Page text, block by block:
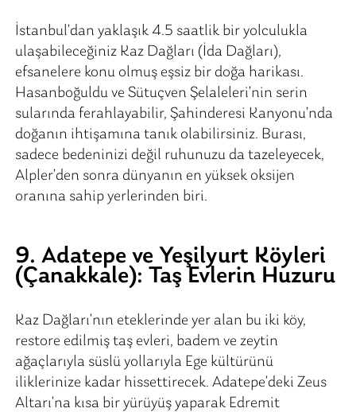
İstanbul’dan yaklaşık 4.5 saatlik bir yolculukla
ulaşabileceğiniz Kaz Dağları (İda Dağları),
efsanelere konu olmuş eşsiz bir doğa harikası.
Hasanboğuldu ve Sütuçven Şelaleleri’nin serin
sularında ferahlayabilir, Şahinderesi Kanyonu’nda
doğanın ihtişamına tanık olabilirsiniz. Burası,
sadece bedeninizi değil ruhunuzu da tazeleyecek,
Alpler’den sonra dünyanın en yüksek oksijen
oranına sahip yerlerinden biri.
9. Adatepe ve Yeşilyurt Köyleri
(Çanakkale): Taş Evlerin Huzuru
Kaz Dağları’nın eteklerinde yer alan bu iki köy,
restore edilmiş taş evleri, badem ve zeytin
ağaçlarıyla süslü yollarıyla Ege kültürünü
iliklerinize kadar hissettirecek. Adatepe’deki Zeus
Altarı’na kısa bir yürüyüş yaparak Edremit